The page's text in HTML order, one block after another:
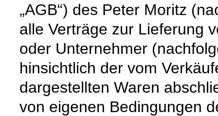
„AGB“) des Peter Moritz
alle Verträge zur Lieferung
oder Unternehmer
hinsichtlich der vom
dargestellten Waren
von eigenen Bedingungen